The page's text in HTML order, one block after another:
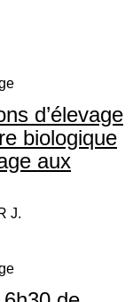
d’élevage
biologique
aux
J.